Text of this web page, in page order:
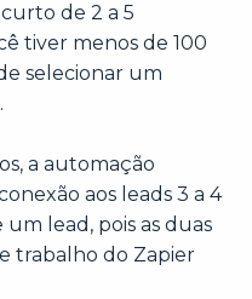
de 2 a 5
tiver menos de 100
selecionar um
a automação
aos leads 3 a 4
lead, pois as duas
trabalho do Zapier